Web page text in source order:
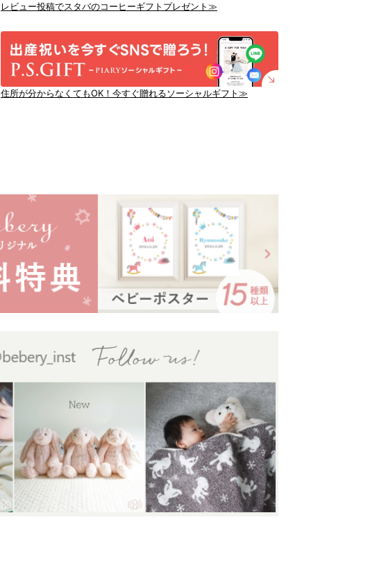
レビュー投稿でスタバのコーヒーギフトプレゼント≫
住所が分からなくてもOK！今すぐ贈れるソーシャルギフト≫